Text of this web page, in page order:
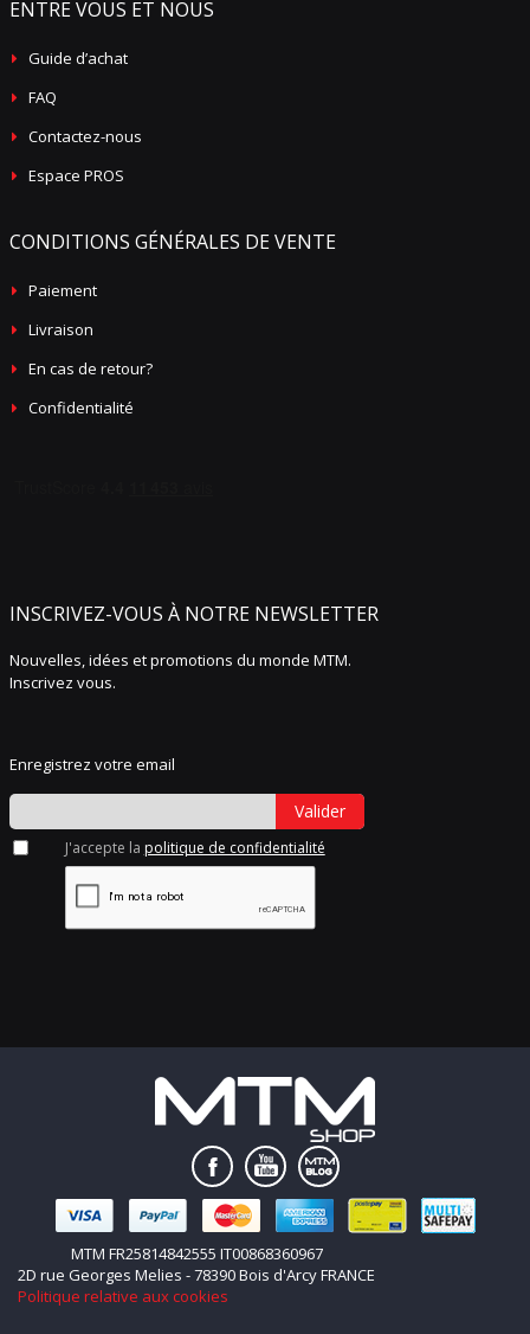
ENTRE VOUS ET NOUS
Guide d’achat
FAQ
Contactez-nous
Espace PROS
CONDITIONS GÉNÉRALES DE VENTE
Paiement
Livraison
En cas de retour?
Confidentialité
INSCRIVEZ-VOUS À NOTRE NEWSLETTER
Nouvelles, idées et promotions du monde MTM.
Inscrivez vous.
Enregistrez votre email
Valider
J'accepte la politique de confidentialité
MTM FR25814842555 IT00868360967
2D rue Georges Melies - 78390 Bois d'Arcy FRANCE
Politique relative aux cookies